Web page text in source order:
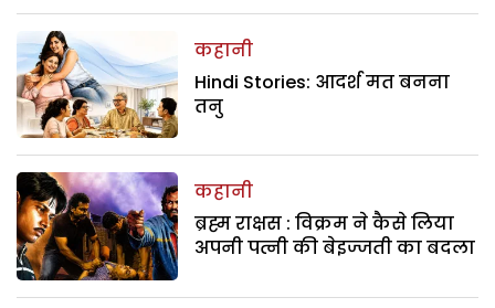
कहानी
Hindi Stories: आदर्श मत बनना
तनु
कहानी
ब्रह्म राक्षस : विक्रम ने कैसे लिया
अपनी पत्नी की बेइज्जती का बदला